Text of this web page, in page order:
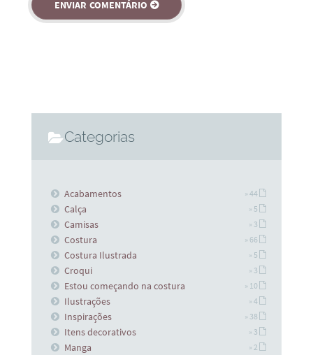
Categorias
Acabamentos » 44
Calça » 5
Camisas » 3
Costura » 66
Costura Ilustrada » 5
Croqui » 3
Estou começando na costura » 10
Ilustrações » 4
Inspirações » 38
Itens decorativos » 3
Manga » 2